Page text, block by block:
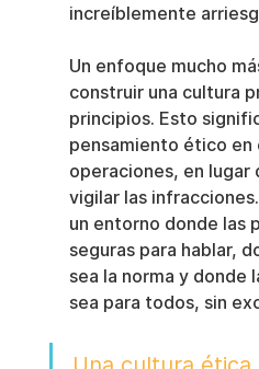
increíblemente
Un enfoque mucho
construir una cultura
principios. Esto
pensamiento ético en
operaciones, en lugar
vigilar las
un entorno donde las
seguras para hablar,
sea la norma y donde
sea para todos, sin